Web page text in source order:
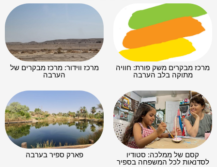
מרכז מבקרים משק פורת: חוויה
מתוקה בלב הערבה
מרכז ווידור: מרכז מבקרים של
הערבה
קסם של ממלכה: סטודיו
לסדנאות לכל המשפחה בספיר
פארק ספיר בערבה